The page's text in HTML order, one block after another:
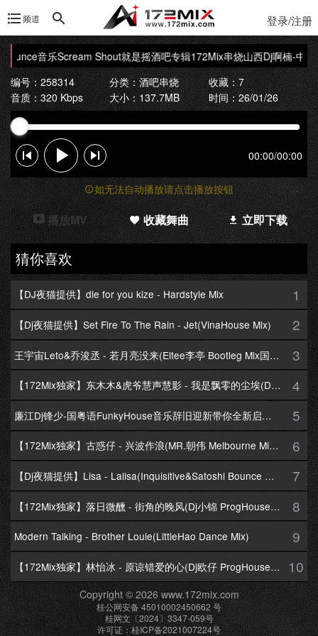
频道 登录/注册
音乐Scream Shout就是摇酒吧专辑172Mix串烧山西Dj啊楠-中英
编号：258314
分类：酒吧串烧
收藏：7
音质：320 Kbps
大小：137.7MB 时间：26/01/26
00:00/00:00
如无法自动播放请点击播放按钮
播放MV 收藏舞曲 立即下载
猜你喜欢
【DJ夜猫提供】die for you kize - Hardstyle Mix 1
【Dj夜猫提供】Set Fire To The Rain - Jet(VinaHouse Mix) 2
王宇宙Leto&乔浚丞 - 若月亮没来(Eltee李亭 Bootleg Mix国语合唱) 3
【172Mix独家】东木木&虎爷慧声慧影 - 我是飘零的尘埃(Dj十三 Melbourne Mix国语男) 4
廉江Dj锋少-国粤语FunkyHouse音乐辞旧迎新带你全新启航跨年专辑172Mix串烧 5
【172Mix独家】古惑仔 - 兴波作浪(MR.朝伟 Melbourne Mix粤语男) 6
【Dj夜猫提供】Lisa - Lalisa(Inquisitive&Satoshi Bounce Mix) 7
【172Mix独家】落日微醺 - 街角的晚风(Dj小锦 ProgHouse Mix粤语女) 8
Modern Talking - Brother Louie(LittleHao Dance Mix) 9
【172Mix独家】林怡冰 - 原谅错爱的心(Dj欧仔 ProgHouse Mix粤语女) 10
Copyright © 2026 www.172mix.com
桂公网安备 45010002450662 号
桂网文〔2024〕3347-059号
许可证：桂ICP备2021007224号